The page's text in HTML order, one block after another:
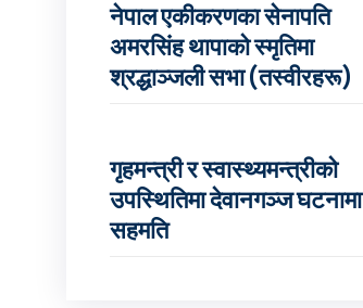
नेपाल एकीकरणका सेनापति
अमरसिंह थापाको स्मृतिमा
श्रद्धाञ्जली सभा (तस्वीरहरू)
गृहमन्त्री र स्वास्थ्यमन्त्रीको
उपस्थितिमा देवानगञ्ज घटनामा
सहमति